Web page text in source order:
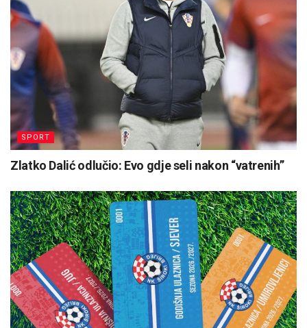
SPORT
Zlatko Dalić odlučio: Evo gdje seli nakon “vatrenih”